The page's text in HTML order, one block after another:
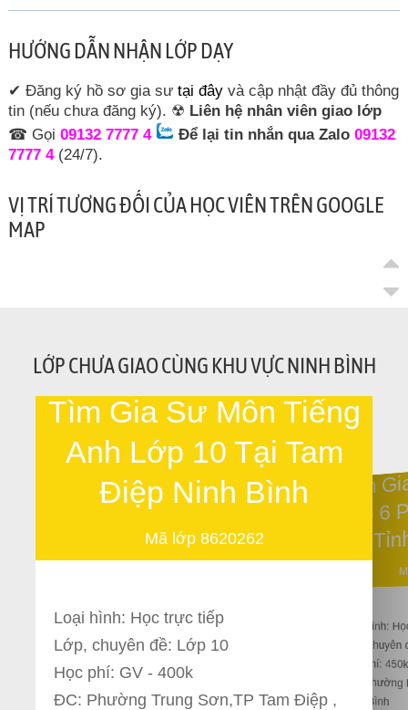
HƯỚNG DẪN NHẬN LỚP DẠY
✔ Đăng ký hồ sơ gia sư tại đâyvà cập nhật đầy đủ thông
tin (nếu chưa đăng ký). ☢ Liên hệ nhân viên giao lớp
☎ Gọi 09132 7777 4 Để lại tin nhắn qua Zalo 09132
7777 4(24/7).
VỊ TRÍ TƯƠNG ĐỐI CỦA HỌC VIÊN TRÊN GOOGLE
MAP
LỚP CHƯA GIAO CÙNG KHU VỰC NINH BÌNH
Tìm Gia Sư Môn Tiếng
Anh Lớp 10 Tại Tam
Điệp Ninh Bình
Mã lớp 8620262
Loại hình: Học trực tiếp
Lớp, chuyên đề: Lớp 10
Học phí: GV - 400k
ĐC: Phường Trung Sơn,TP Tam Điệp ,
Tìm
Lớp
Loại hình:
Lớp,
Học phí:
ĐC:
Ninh Bình